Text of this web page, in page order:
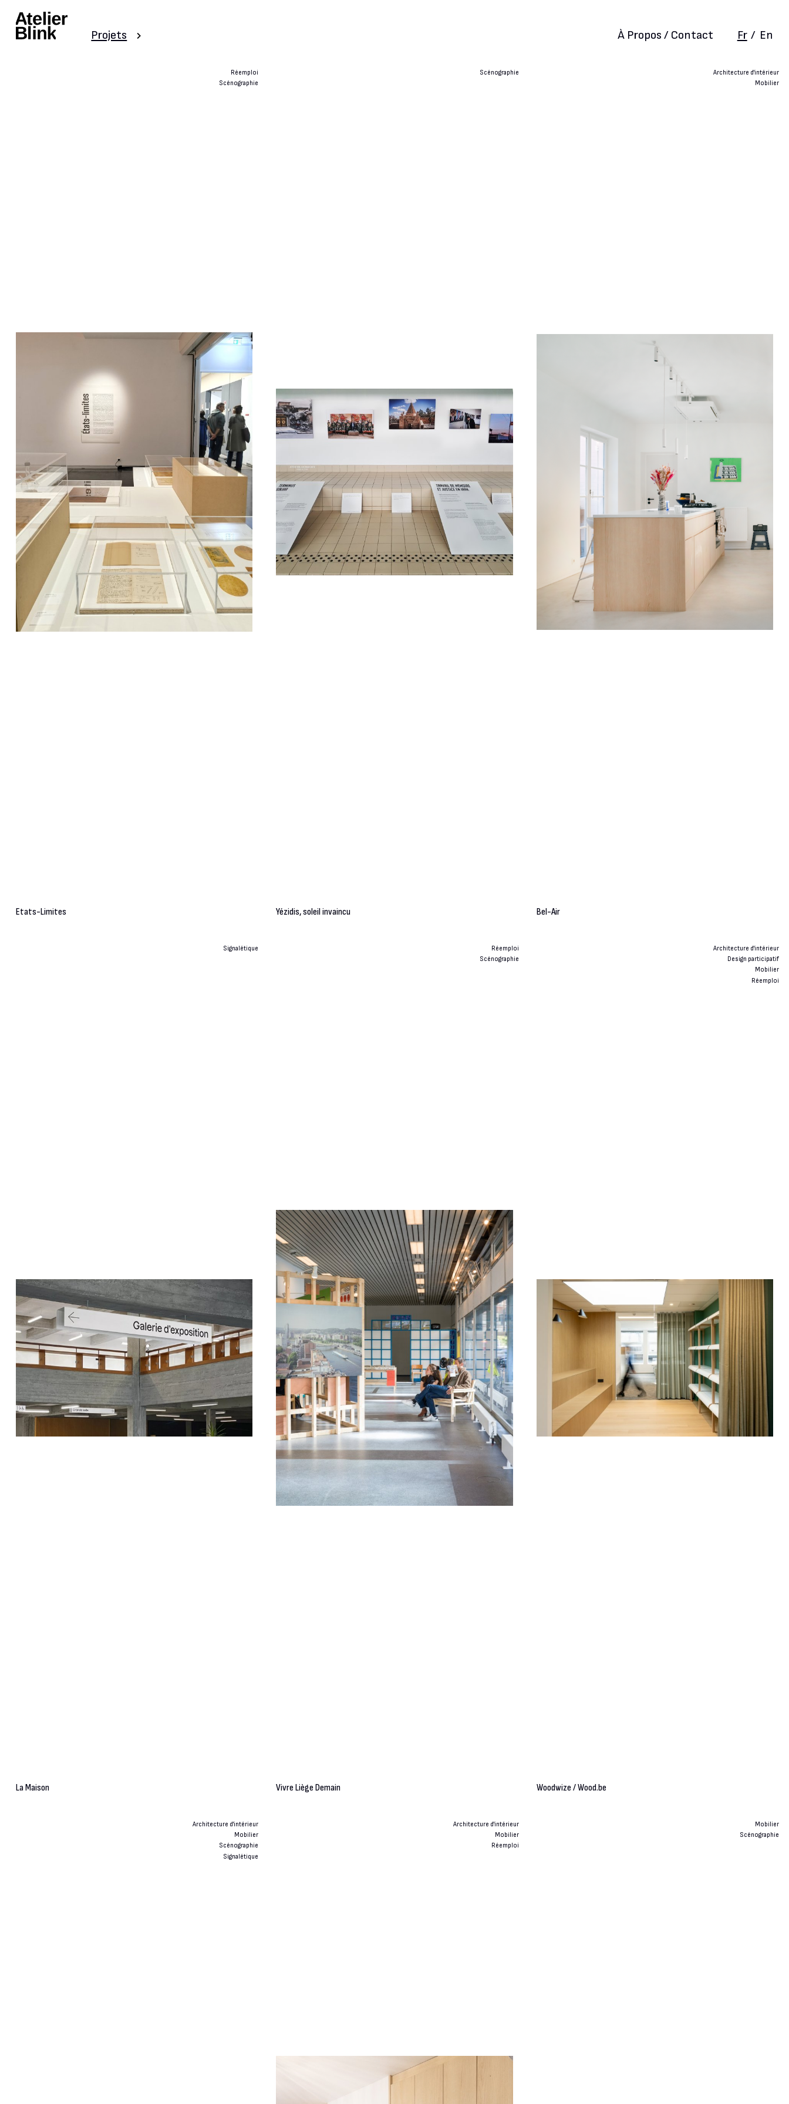
Projets À Propos / Contact Fr / En
Etats-Limites
Réemploi
Scénographie
Yézidis, soleil invaincu
Scénographie
Bel-Air
Architecture d'intérieur
Mobilier
La Maison
Signalétique
Vivre Liège Demain
Réemploi
Scénographie
Woodwize / Wood.be
Architecture d'intérieur
Design participatif
Mobilier
Réemploi
Architecture d'intérieur
Mobilier
Scénographie
Signalétique
Architecture d'intérieur
Mobilier
Réemploi
Mobilier
Scénographie